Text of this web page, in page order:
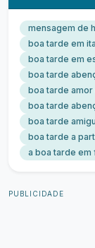
mensagem de
boa tarde em
boa tarde em
boa tarde
boa tarde amor
boa tarde
boa tarde
boa tarde a
a boa tarde em
PUBLICIDADE